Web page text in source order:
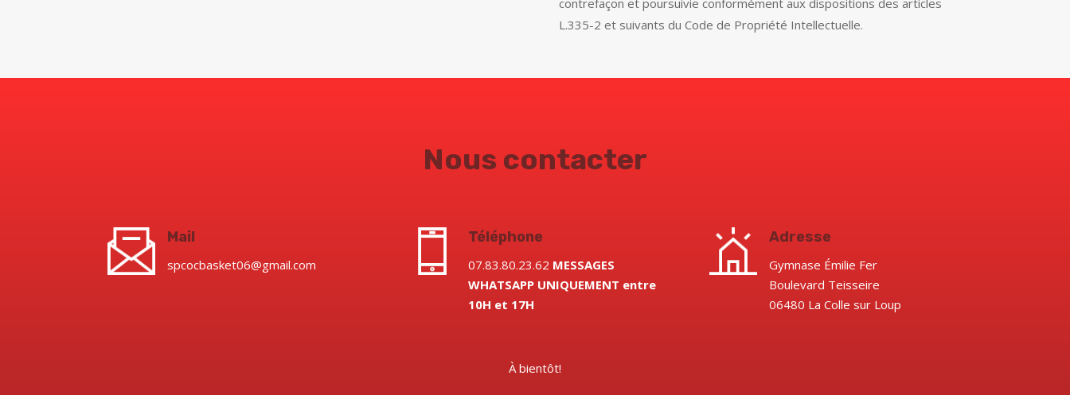
L.335-2 et suivants du Code de Propriété Intellectuelle.
Nous contacter
Mail
spcocbasket06@gmail.com
Téléphone
07.83.80.23.62 MESSAGES
WHATSAPPUNIQUEMENT entre
10H et 17H
Adresse
Gymnase Émilie Fer
Boulevard Teisseire
06480 La Colle sur Loup
À bientôt!